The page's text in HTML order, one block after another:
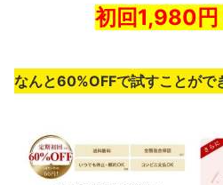
初回1,980円
なんと60%OFFで試すことがで